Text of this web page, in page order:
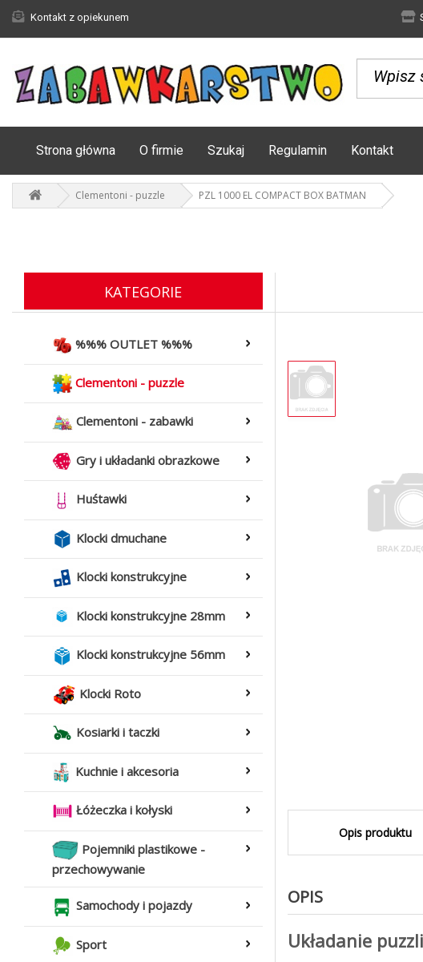
Kontakt z opiekunem
Strona główna O firmie Szukaj Regulamin Kontakt
Clementoni - puzzle PZL 1000 EL COMPACT BOX BATMAN
KATEGORIE
%%% OUTLET %%%
Clementoni - puzzle
Clementoni - zabawki
Gry i układanki obrazkowe
Huśtawki
Klocki dmuchane
Klocki konstrukcyjne
Klocki konstrukcyjne 28mm
Klocki konstrukcyjne 56mm
Klocki Roto
Kosiarki i taczki
Kuchnie i akcesoria
Łóżeczka i kołyski
Pojemniki plastikowe -
przechowywanie
Samochody i pojazdy
Sport
Opis produktu
OPIS
Układanie